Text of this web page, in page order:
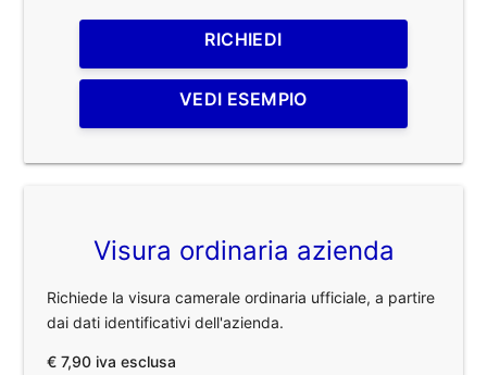
RICHIEDI
VEDI ESEMPIO
Visura ordinaria azienda
Richiede la visura camerale ordinaria ufficiale, a partire
dai dati identificativi dell'azienda.
€ 7,90 iva esclusa